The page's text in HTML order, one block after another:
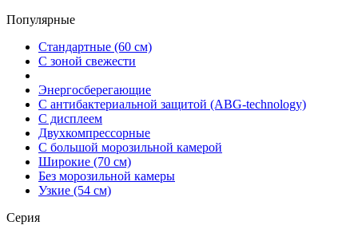
Популярные
Стандартные (60 см)
С зоной свежести
Энергосберегающие
С антибактериальной защитой (ABG-technology)
С дисплеем
Двухкомпрессорные
С большой морозильной камерой
Широкие (70 см)
Без морозильной камеры
Узкие (54 см)
Серия